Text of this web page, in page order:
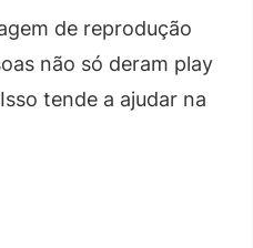
de reprodução
não só deram play
tende a ajudar na